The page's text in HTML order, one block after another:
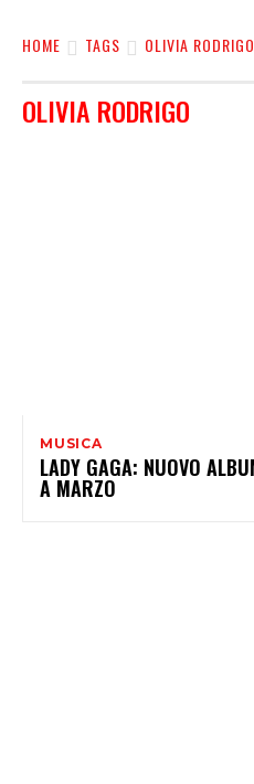
HOME TAGS OLIVIA RODRIGO
OLIVIA RODRIGO
MUSICA
LADY GAGA: NUOVO
A MARZO